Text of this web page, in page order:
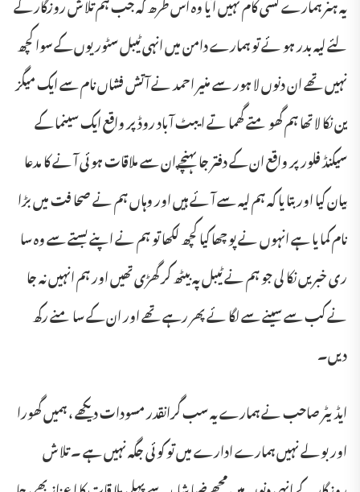
لئے لیہ بدر ہو ئے تو ہمارے دامن میں انہی ٹیبل سٹوریوں کے سوا کچھ
نہیں تھے ان دنوں لا ہور سے منیر احمد نے آتش فشاں نام سے ایک میگز
ین نکا لا تھا ہم گھو متے گھما تے ایبٹ آ باد روڈ پر واقع ایک سینما کے
سیکنڈ فلور پر واقع ان کے دفتر جا پہنچے ان سے ملاقات ہو ئی آ نے کا مدعا
بیان کیا اور بتا یا کہ ہم لیہ سے آ ئے ہیں اور وہاں ہم نے صحا فت میں بڑا
نام کما یا ہے انہوں نے پو چھا کیا کچھ لکھا تو ہم نے اپنے بستے سے وہ سا
ری خبریں نکا لی جو ہم نے ٹیبل پہ بیٹھ کر گھڑی تھیں اور ہم انہیں نہ جا
نے کب سے سینے سے لگا ئے پھر رہے تھے اور ان کے سا منے رکھ
دیں۔
ایڈیٹر صاحب نے ہمارے یہ سب گرانقدر مسودات دیکھے ، ہمیں گھورا
اور بو لے نہیں ہمارے ادارے میں تو کو ئی جگہ نہیں ہے ۔ تلا ش